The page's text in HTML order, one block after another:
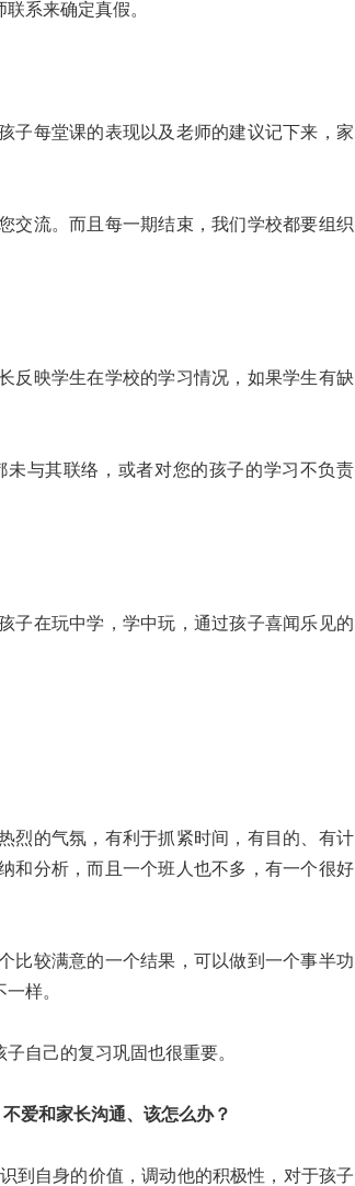
系来确定真假。
子每堂课的表现以及老师的建议记下来，家
交流。而且每一期结束，我们学校都要组织
反映学生在学校的学习情况，如果学生有缺
与其联络，或者对您的孩子的学习不负责
子在玩中学，学中玩，通过孩子喜闻乐见的
烈的气氛，有利于抓紧时间，有目的、有计
和分析，而且一个班人也不多，有一个很好
比较满意的一个结果，可以做到一个事半功
样。
自己的复习巩固也很重要。
爱和家长沟通、该怎么办？
到自身的价值，调动他的积极性，对于孩子